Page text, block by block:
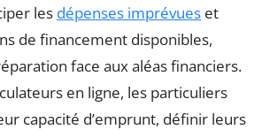
les dépenses imprévues et
de financement disponibles,
face aux aléas financiers.
en ligne, les particuliers
capacité d’emprunt, définir leurs